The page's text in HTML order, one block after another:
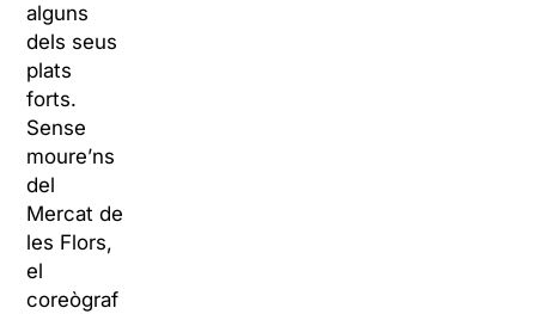
alguns
dels seus
plats
forts.
Sense
moure’ns
del
Mercat de
les Flors,
el
coreògraf